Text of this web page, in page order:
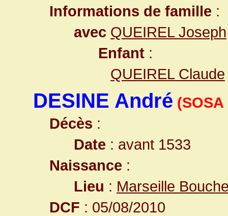
Informations de famille :
avec QUEIREL Joseph
Enfant :
QUEIREL Claude
DESINE André (SOSA
Décès :
Date : avant 1533
Naissance :
Lieu : Marseille
DCF : 05/08/2010